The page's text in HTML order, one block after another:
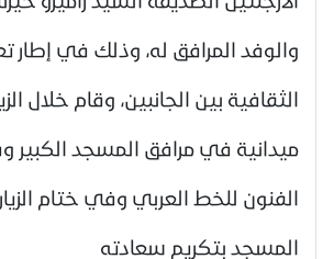
والوفد المرافق له، وذلك في إطار
الثقافية بين الجانبين، وقام خلال
ميدانية في مرافق المسجد
الفنون للخط العربي وفي ختام
المسجد بتكريم سعادته